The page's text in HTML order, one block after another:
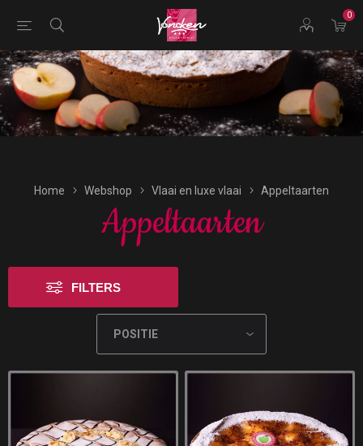
0
Bestellingen voor morgen kunnen vandaag uiterlijk tot
17:00 uur worden geplaatst.
Home Webshop Vlaai en luxe vlaai Appeltaarten
Appeltaarten
FILTERS